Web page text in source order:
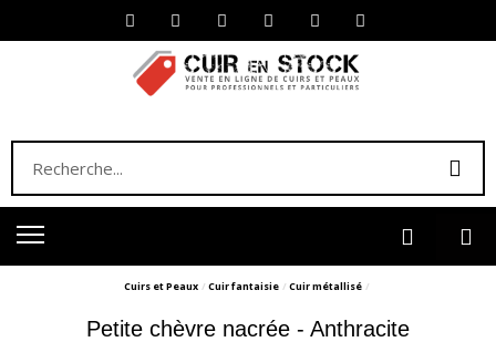
Cuirs et Peaux Cuir fantaisie Cuir métallisé
Petite chèvre nacrée - Anthracite